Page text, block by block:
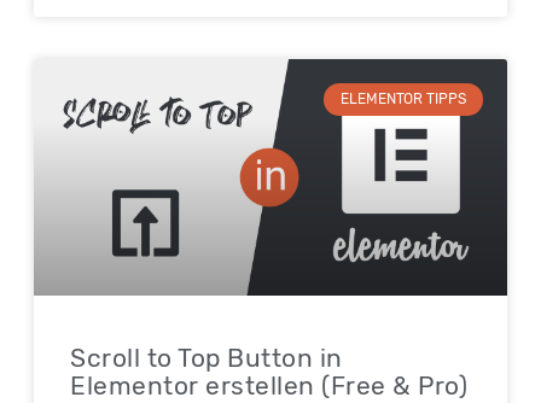
ELEMENTOR TIPPS
Scroll to Top Button in
Elementor erstellen (Free & Pro)